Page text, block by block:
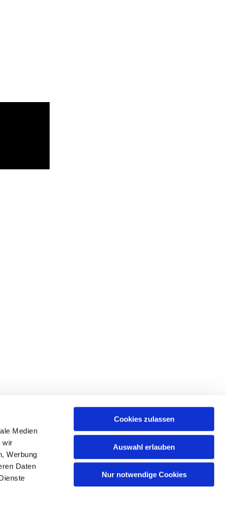
Medien
wir
Werbung
Daten
Cookies zulassen
Auswahl erlauben
Nur notwendige Cookies
39 • 18439 Stralsund